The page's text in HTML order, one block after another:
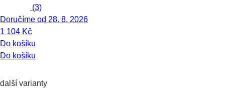
(3)
Doručíme od 28. 8. 2026
1 104 Kč
Do košíku
Do košíku
další varianty